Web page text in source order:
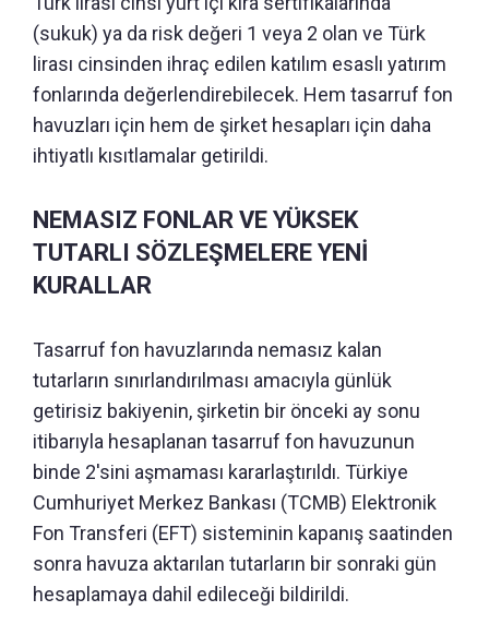
(sukuk) ya da risk değeri 1 veya 2 olan ve Türk
lirası cinsinden ihraç edilen katılım esaslı yatırım
fonlarında değerlendirebilecek. Hem tasarruf fon
havuzları için hem de şirket hesapları için daha
ihtiyatlı kısıtlamalar getirildi.
NEMASIZ FONLAR VE YÜKSEK
TUTARLI SÖZLEŞMELERE YENİ
KURALLAR
Tasarruf fon havuzlarında nemasız kalan
tutarların sınırlandırılması amacıyla günlük
getirisiz bakiyenin, şirketin bir önceki ay sonu
itibarıyla hesaplanan tasarruf fon havuzunun
binde 2'sini aşmaması kararlaştırıldı. Türkiye
Cumhuriyet Merkez Bankası (TCMB) Elektronik
Fon Transferi (EFT) sisteminin kapanış saatinden
sonra havuza aktarılan tutarların bir sonraki gün
hesaplamaya dahil edileceği bildirildi.